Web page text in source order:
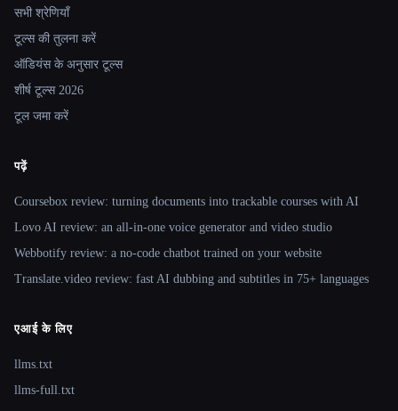
सभी श्रेणियाँ
टूल्स की तुलना करें
ऑडियंस के अनुसार टूल्स
शीर्ष टूल्स 2026
टूल जमा करें
पढ़ें
Coursebox review: turning documents into trackable courses with AI
Lovo AI review: an all-in-one voice generator and video studio
Webbotify review: a no-code chatbot trained on your website
Translate.video review: fast AI dubbing and subtitles in 75+ languages
एआई के लिए
llms.txt
llms-full.txt